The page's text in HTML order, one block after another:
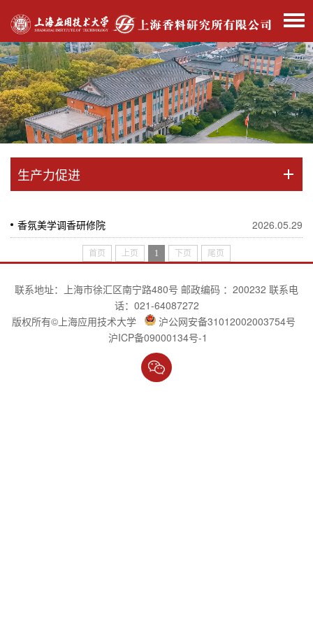
生产力促进
2026.05.29
香氛美学调香研修院
首页 上页 1 下页 尾页
联系地址：上海市徐汇区南宁路480号 邮政编码 ：200232 联系电
话：021-64087272
版权所有©上海应用技术大学
沪公网安备31012002003754号
沪ICP备09000134号-1